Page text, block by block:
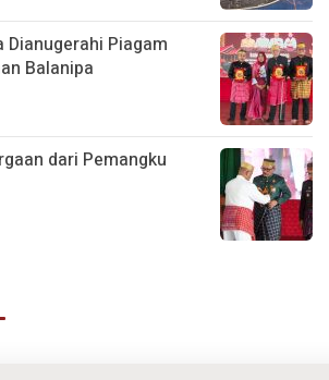
Dianugerahi Piagam
Balanipa
dari Pemangku